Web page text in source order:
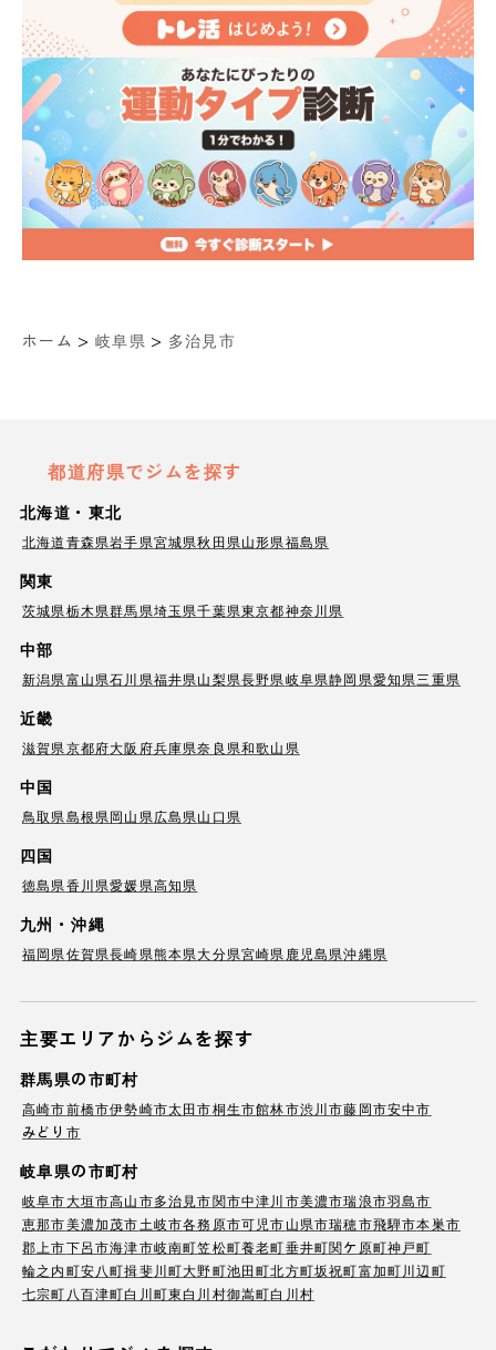
ホーム > 岐阜県 > 多治見市
都道府県でジムを探す
北海道・東北
北海道青森県岩手県宮城県秋田県山形県福島県
関東
茨城県栃木県群馬県埼玉県千葉県東京都神奈川県
中部
新潟県富山県石川県福井県山梨県長野県岐阜県静岡県愛知県三重県
近畿
滋賀県京都府大阪府兵庫県奈良県和歌山県
中国
鳥取県島根県岡山県広島県山口県
四国
徳島県香川県愛媛県高知県
九州・沖縄
福岡県佐賀県長崎県熊本県大分県宮崎県 鹿児島県沖縄県
主要エリアからジムを探す
群馬県の市町村
高崎市前橋市伊勢崎市太田市桐生市館林市渋川市藤岡市安中市
みどり市
岐阜県の市町村
岐阜市大垣市高山市多治見市関市中津川市美濃市瑞浪市羽島市
恵那市美濃加茂市土岐市各務原市可児市山県市瑞穂市飛騨市本巣市
郡上市下呂市海津市岐南町笠松町養老町垂井町関ケ原町神戸町
輪之内町安八町揖斐川町大野町池田町北方町坂祝町富加町川辺町
七宗町 八百津町白川町東白川村御嵩町白川村